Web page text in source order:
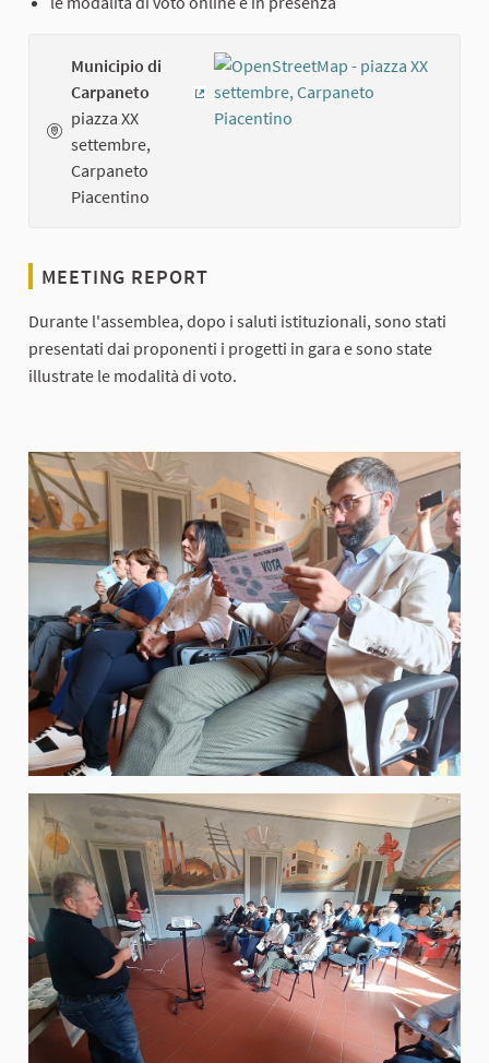
Municipio di
Carpaneto
piazza XX
settembre,
Carpaneto
Piacentino
(External link)
MEETING REPORT
Durante l'assemblea, dopo i saluti istituzionali, sono stati
presentati dai proponenti i progetti in gara e sono state
illustrate le modalità di voto.